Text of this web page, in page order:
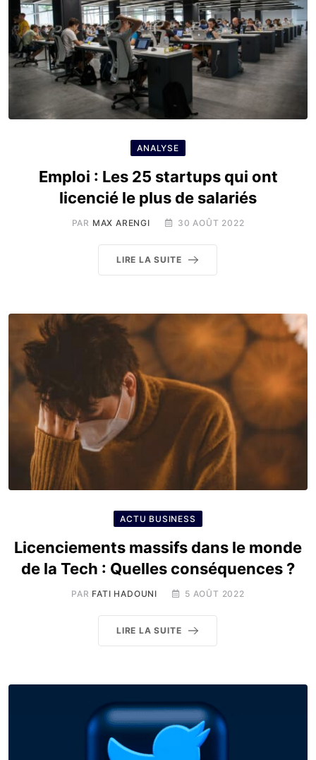
ANALYSE
Emploi : Les 25 startups qui ont
licencié le plus de salariés
PAR MAX ARENGI 30 AOÛT 2022
LIRE LA SUITE
ACTU BUSINESS
Licenciements massifs dans le monde
de la Tech : Quelles conséquences ?
PAR FATI HADOUNI 5 AOÛT 2022
LIRE LA SUITE